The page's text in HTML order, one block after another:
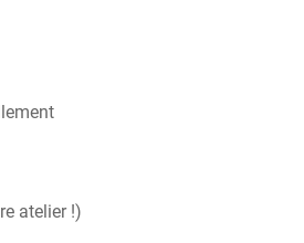
atelier !)